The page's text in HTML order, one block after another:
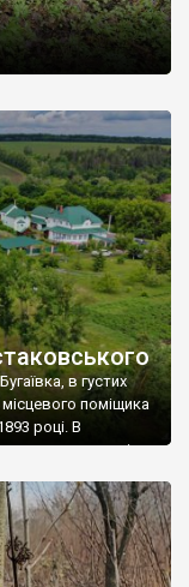
в густих
поміщика
році. В
школа, потім
Коли із